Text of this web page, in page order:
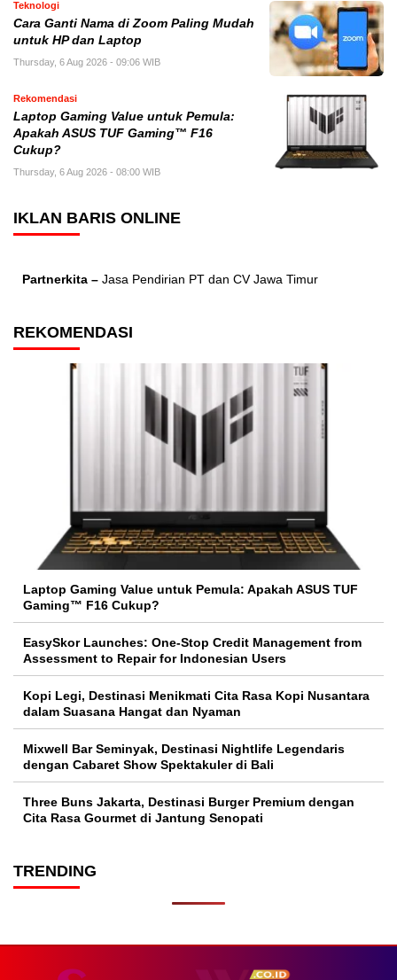
Teknologi
Cara Ganti Nama di Zoom Paling Mudah
untuk HP dan Laptop
Thursday, 6 Aug 2026 - 09:06 WIB
Rekomendasi
Laptop Gaming Value untuk Pemula:
Apakah ASUS TUF Gaming™ F16
Cukup?
Thursday, 6 Aug 2026 - 08:00 WIB
IKLAN BARIS ONLINE
Partnerkita – Jasa Pendirian PT dan CV Jawa Timur
REKOMENDASI
Laptop Gaming Value untuk Pemula: Apakah ASUS TUF
Gaming™ F16 Cukup?
EasySkor Launches: One-Stop Credit Management from
Assessment to Repair for Indonesian Users
Kopi Legi, Destinasi Menikmati Cita Rasa Kopi Nusantara
dalam Suasana Hangat dan Nyaman
Mixwell Bar Seminyak, Destinasi Nightlife Legendaris
dengan Cabaret Show Spektakuler di Bali
Three Buns Jakarta, Destinasi Burger Premium dengan
Cita Rasa Gourmet di Jantung Senopati
TRENDING